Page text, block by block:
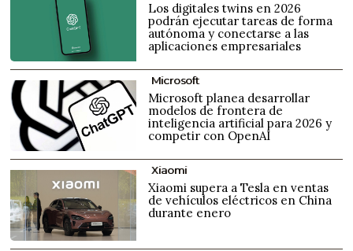
Los digitales twins en 2026
podrán ejecutar tareas de forma
autónoma y conectarse a las
aplicaciones empresariales
Microsoft
Microsoft planea desarrollar
modelos de frontera de
inteligencia artificial para 2026 y
competir con OpenAI
Xiaomi
Xiaomi supera a Tesla en ventas
de vehículos eléctricos en China
durante enero